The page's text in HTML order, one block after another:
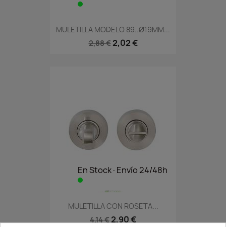
MULETILLA MODELO 89..Ø19MM...
2,88 € 2,02 €
En Stock·Envío 24/48h
MULETILLA CON ROSETA...
4,14 € 2,90 €